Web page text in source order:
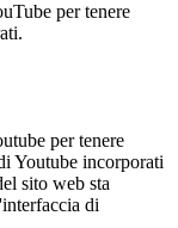
per tenere
per tenere
Youtube incorporati
sito web sta
di